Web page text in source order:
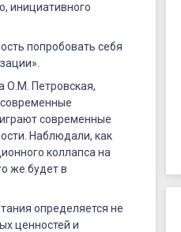
инициативного
попробовать себя
О.М. Петровская,
современные
Наблюдали, как
коллапса на
же будет в
определяется не
ценностей и